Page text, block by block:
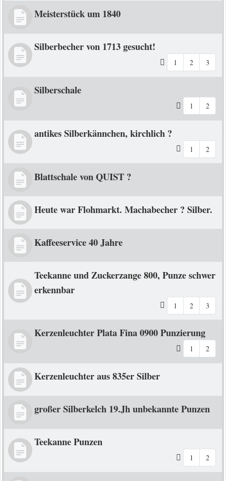
Meisterstück um 1840
Silberbecher von 1713 gesucht!
1 2 3
Silberschale
1 2
antikes Silberkännchen, kirchlich ?
1 2
Blattschale von QUIST ?
Heute war Flohmarkt. Machabecher ? Silber.
Kaffeeservice 40 Jahre
Teekanne und Zuckerzange 800, Punze schwer
erkennbar
1 2 3
Kerzenleuchter Plata Fina 0900 Punzierung
1 2
Kerzenleuchter aus 835er Silber
großer Silberkelch 19.Jh unbekannte Punzen
Teekanne Punzen
1 2